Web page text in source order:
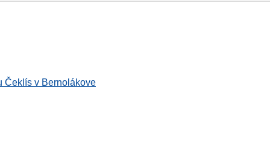
Čeklís v Bernolákove